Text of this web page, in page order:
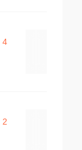
4
2